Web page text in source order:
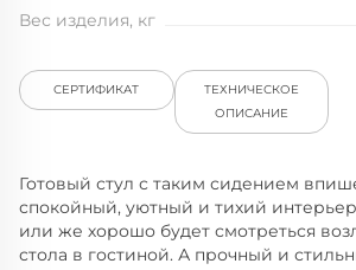
Вес изделия, кг
СЕРТИФИКАТ
ТЕХНИЧЕСКОЕ
ОПИСАНИЕ
Готовый стул с таким сидением
спокойный, уютный и тихий
или же хорошо будет смотреться
стола в гостиной. А прочный и